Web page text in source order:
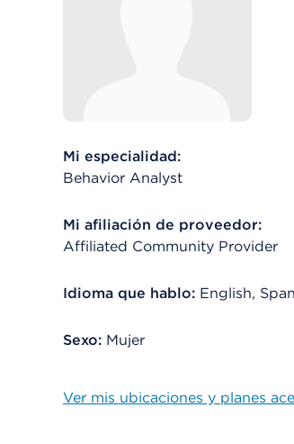
Mi especialidad:
Behavior Analyst
Mi afiliación de proveedor:
Affiliated Community Provider
Idioma que hablo: English,
Sexo: Mujer
Ver mis ubicaciones y planes